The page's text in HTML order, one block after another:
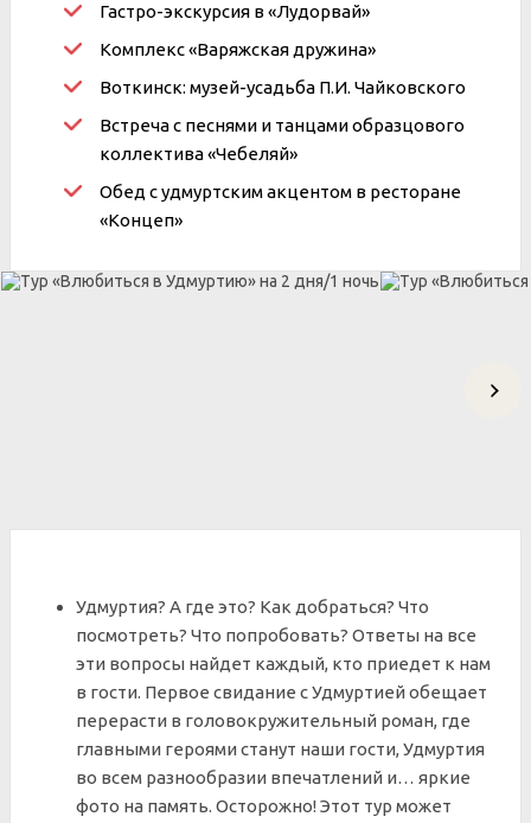
Гастро-экскурсия в «Лудорвай»
Комплекс «Варяжская дружина»
Воткинск: музей-усадьба П.И. Чайковского
Встреча с песнями и танцами образцового
коллектива «Чебеляй»
Обед с удмуртским акцентом в ресторане
«Концеп»
Удмуртия? А где это? Как добраться? Что
посмотреть? Что попробовать? Ответы на все
эти вопросы найдет каждый, кто приедет к нам
в гости. Первое свидание с Удмуртией обещает
перерасти в головокружительный роман, где
главными героями станут наши гости, Удмуртия
во всем разнообразии впечатлений и… яркие
фото на память. Осторожно! Этот тур может